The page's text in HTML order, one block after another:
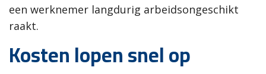
een werknemer langdurig arbeidsongeschikt
raakt.
Kosten lopen snel op